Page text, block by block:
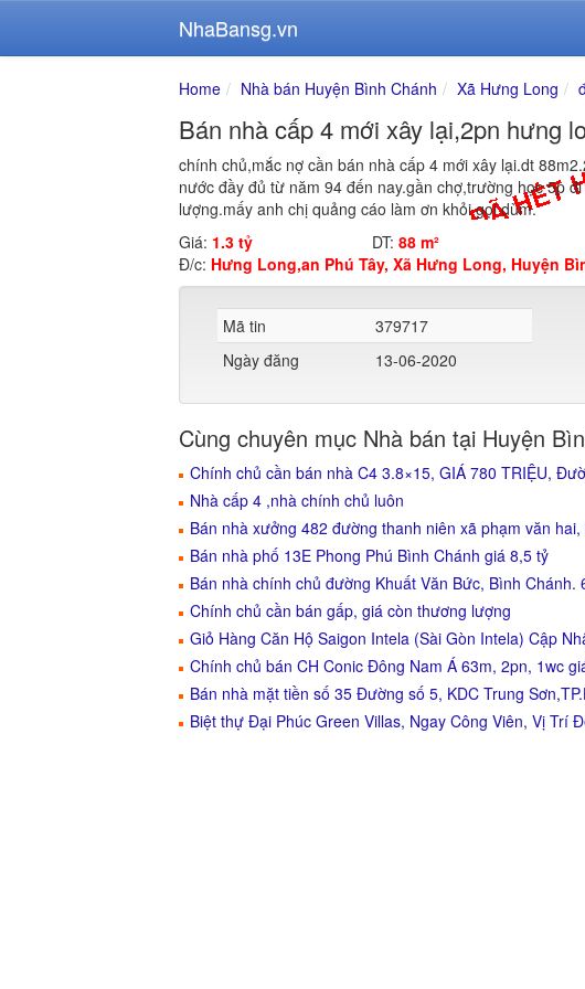
NhaBansg.vn
Home Nhà bán Huyện Bình Chánh Xã Hưng Long
Bán nhà cấp 4 mới xây lại,2pn hưng
chính chủ,mắc nợ cần bán nhà cấp 4 mới xây lại.dt
nước đầy đủ từ năm 94 đến nay.gần chợ,trường học 5p
lượng.mấy anh chị quảng cáo làm ơn khỏi gọi dùm.
Giá: 1.3 tỷ DT: 88 m²
Đ/c: Hưng Long,an Phú Tây, Xã Hưng Long, Huyện
Mã tin
379717
Ngày đăng
13-06-2020
Cùng chuyên mục Nhà bán tại Huyện
Chính chủ cần bán nhà C4 3.8×15, GIÁ 780 TRIỆU,
Nhà cấp 4 ,nhà chính chủ luôn
Bán nhà xưởng 482 đường thanh niên xã phạm văn
Bán nhà phố 13E Phong Phú Bình Chánh giá 8,5 tỷ
Bán nhà chính chủ đường Khuất Văn Bức, Bình Chánh.
Chính chủ cần bán gấp, giá còn thương lượng
Giỏ Hàng Căn Hộ Saigon Intela (Sài Gòn Intela) Cập
Chính chủ bán CH Conic Đông Nam Á 63m, 2pn, 1wc
Bán nhà mặt tiền số 35 Đường số 5, KDC Trung
Biệt thự Đại Phúc Green Villas, Ngay Công Viên, Vị Trí